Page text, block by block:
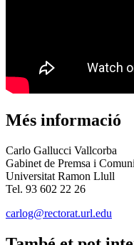
Més informació
Carlo Gallucci Vallcorba
Gabinet de Premsa i
Universitat Ramon Llull
Tel. 93 602 22 26
carlog@rectorat.url.edu